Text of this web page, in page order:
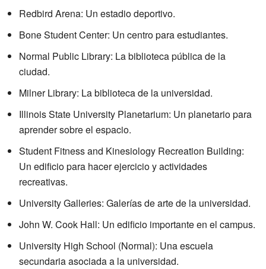
Redbird Arena: Un estadio deportivo.
Bone Student Center: Un centro para estudiantes.
Normal Public Library: La biblioteca pública de la
ciudad.
Milner Library: La biblioteca de la universidad.
Illinois State University Planetarium: Un planetario para
aprender sobre el espacio.
Student Fitness and Kinesiology Recreation Building:
Un edificio para hacer ejercicio y actividades
recreativas.
University Galleries: Galerías de arte de la universidad.
John W. Cook Hall: Un edificio importante en el campus.
University High School (Normal): Una escuela
secundaria asociada a la universidad.